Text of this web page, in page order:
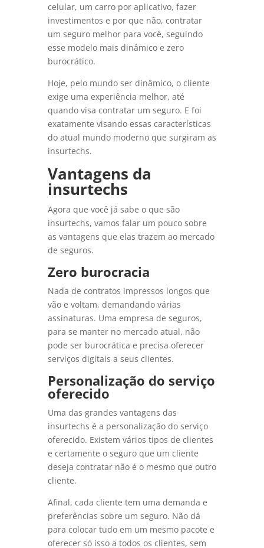
celular, um carro por aplicativo, fazer
investimentos e por que não, contratar
um seguro melhor para você, seguindo
esse modelo mais dinâmico e zero
burocrático.
Hoje, pelo mundo ser dinâmico, o cliente
exige uma experiência melhor, até
quando visa contratar um seguro. E foi
exatamente visando essas características
do atual mundo moderno que surgiram as
insurtechs.
Vantagens da
insurtechs
Agora que você já sabe o que são
insurtechs, vamos falar um pouco sobre
as vantagens que elas trazem ao mercado
de seguros.
Zero burocracia
Nada de contratos impressos longos que
vão e voltam, demandando várias
assinaturas. Uma empresa de seguros,
para se manter no mercado atual, não
pode ser burocrática e precisa oferecer
serviços digitais a seus clientes.
Personalização do serviço
oferecido
Uma das grandes vantagens das
insurtechs é a personalização do serviço
oferecido. Existem vários tipos de clientes
e certamente o seguro que um cliente
deseja contratar não é o mesmo que outro
cliente.
Afinal, cada cliente tem uma demanda e
preferências sobre um seguro. Não dá
para colocar tudo em um mesmo pacote e
oferecer só isso a todos os clientes, sem